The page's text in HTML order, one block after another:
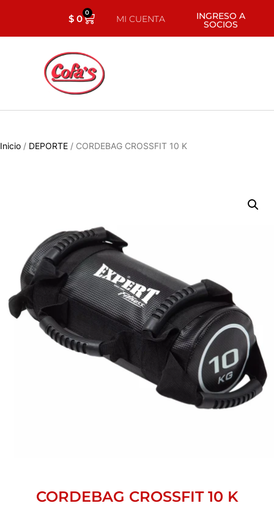
$0 0
MI CUENTA INGRESO A
SOCIOS
Inicio / DEPORTE / CORDEBAG CROSSFIT 10 K
CORDEBAG CROSSFIT 10 K